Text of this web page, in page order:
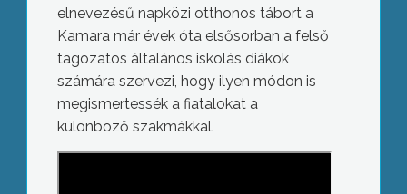
elnevezésű napközi otthonos tábort a
Kamara már évek óta elsősorban a felső
tagozatos általános iskolás diákok
számára szervezi, hogy ilyen módon is
megismertessék a fiatalokat a
különböző szakmákkal.